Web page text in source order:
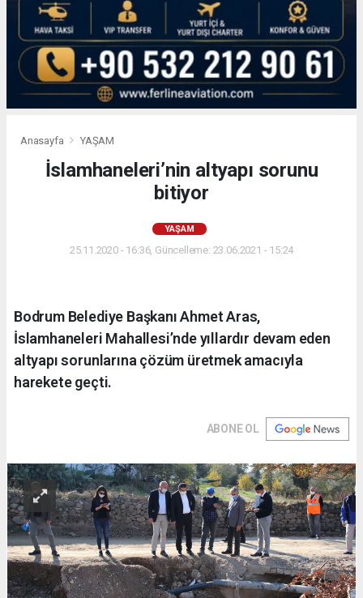
Anasayfa YAŞAM
İslamhaneleri’nin altyapı sorunu
bitiyor
YAŞAM
25.11.2020 - 16:36, Güncelleme: 23.06.2021 - 15:24
Bodrum Belediye Başkanı Ahmet Aras,
İslamhaneleri Mahallesi’nde yıllardır devam eden
altyapı sorunlarına çözüm üretmek amacıyla
harekete geçti.
ABONE OL